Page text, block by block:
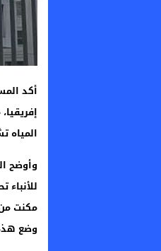
أكد
المياه
مكنت
وضع